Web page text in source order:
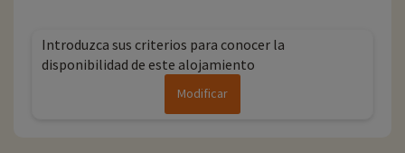
Introduzca sus criterios para conocer la
disponibilidad de este alojamiento
Modificar